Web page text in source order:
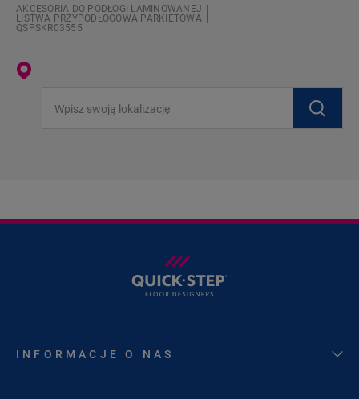
AKCESORIA DO PODŁOGI LAMINOWANEJ
LISTWA PRZYPODŁOGOWA PARKIETOWA
QSPSKR03555
INFORMACJE O NAS